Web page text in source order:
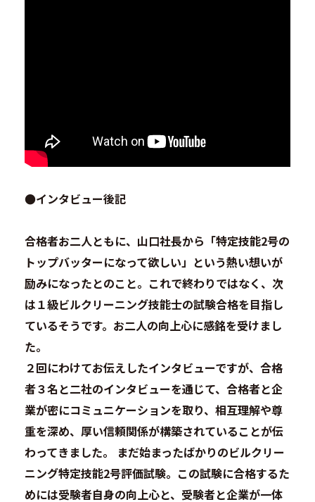
●インタビュー後記
合格者お二人ともに、山口社長から「特定技能2号の
トップバッターになって欲しい」という熱い想いが
励みになったとのこと。これで終わりではなく、次
は１級ビルクリーニング技能士の試験合格を目指し
ているそうです。お二人の向上心に感銘を受けまし
た。
２回にわけてお伝えしたインタビューですが、合格
者３名と二社のインタビューを通じて、合格者と企
業が密にコミュニケーションを取り、相互理解や尊
重を深め、厚い信頼関係が構築されていることが伝
わってきました。 まだ始まったばかりのビルクリー
ニング特定技能2号評価試験。この試験に合格するた
めには受験者自身の向上心と、受験者と企業が一体